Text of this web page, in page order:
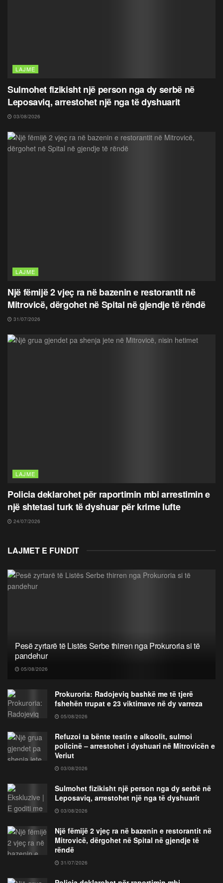
LAJME
Sulmohet fizikisht një person nga dy serbë në
Leposaviq, arrestohet një nga të dyshuarit
03/08/2026
LAJME
Një fëmijë 2 vjeç ra në bazenin e restorantit në
Mitrovicë, dërgohet në Spital në gjendje të rëndë
31/07/2026
LAJME
Policia deklarohet për raportimin mbi arrestimin e
një shtetasi turk të dyshuar për krime lufte
24/07/2026
LAJMET E FUNDIT
Pesë zyrtarë të Listës Serbe thirren nga Prokuroria si të
pandehur
05/08/2026
Prokuroria: Radojeviq bashkë me të tjerë
fshehën trupat e 23 viktimave në dy varreza
05/08/2026
Refuzoi ta bënte testin e alkoolit, sulmoi
policinë – arrestohet i dyshuari në Mitrovicën e
Veriut
03/08/2026
Sulmohet fizikisht një person nga dy serbë në
Leposaviq, arrestohet një nga të dyshuarit
03/08/2026
Një fëmijë 2 vjeç ra në bazenin e restorantit në
Mitrovicë, dërgohet në Spital në gjendje të
rëndë
31/07/2026